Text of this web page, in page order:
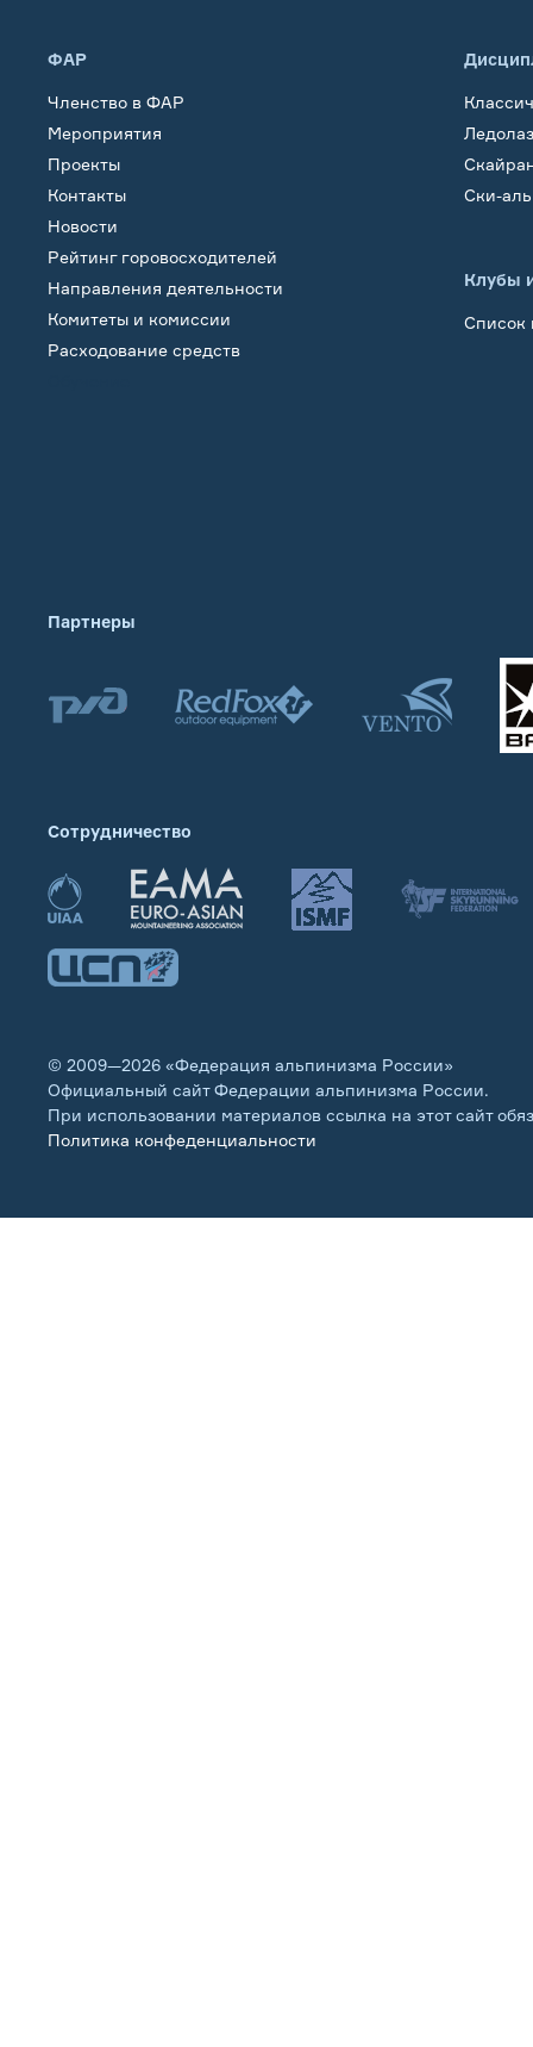
ФАР
Членство в ФАР
Мероприятия
Проекты
Контакты
Новости
Рейтинг горовосходителей
Направления деятельности
Комитеты и комиссии
Расходование средств
Ски-
Клубы
Список
Партнеры
Сотрудничество
© 2009—2026 «Федерация альпинизма России»
Официальный сайт Федерации альпинизма России.
При использовании материалов ссылка на этот сайт
Политика конфеденциальности